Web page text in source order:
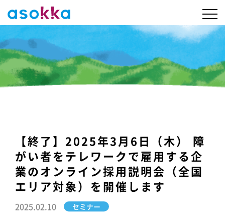
【終了】2025年3月6日（木） 障
がい者をテレワークで雇用する企
業のオンライン採用説明会（全国
エリア対象）を開催します
2025.02.10 セミナー